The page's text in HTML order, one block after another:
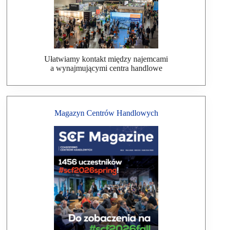
Ułatwiamy kontakt między najemcami
a wynajmującymi centra handlowe
Magazyn Centrów Handlowych